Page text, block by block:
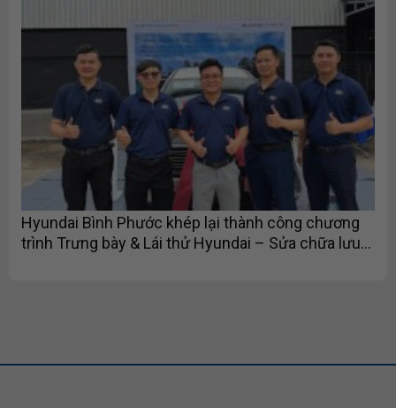
Hyundai Bình Phước khép lại thành công chương
trình Trưng bày & Lái thử Hyundai – Sửa chữa lưu